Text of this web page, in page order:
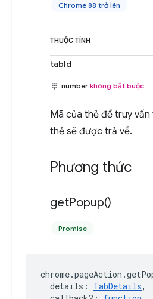
Chrome 88 trở lên
THUỘC TÍNH
tabId
number không bắt buộc
Mã của thẻ để truy
thẻ sẽ được trả về.
Phương thức
getPopup()
Promise
chrome.pageAction .
details : TabDetails,